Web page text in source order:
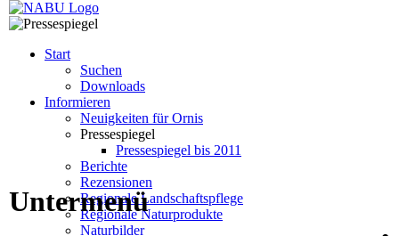
Start
Suchen
Downloads
Informieren
Neuigkeiten für Ornis
Pressespiegel
Pressespiegel bis 2011
Berichte
Rezensionen
Regionale Landschaftspflege
Regionale Naturprodukte
Naturbilder
Untermenü